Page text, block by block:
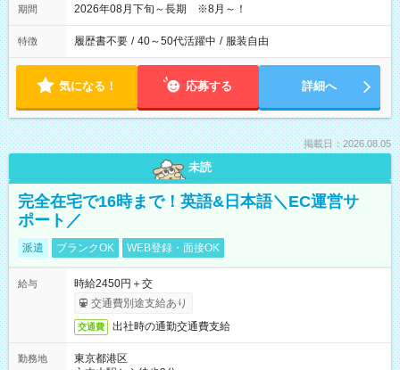
期間 2026年08月下旬～長期 ※8月～！
特徴 履歴書不要 / 40～50代活躍中 / 服装自由
気になる！ 応募する 詳細へ
掲載日：2026.08.05
未読
完全在宅で16時まで！英語&日本語＼EC運営サ
ポート／
派遣 ブランクOK WEB登録・面接OK
給与
時給2450円＋交
交通費別途支給あり
交通費 出社時の通勤交通費支給
勤務地
東京都港区